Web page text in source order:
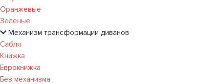
Оранжевые
Зеленые
Механизм трансформации диванов
Сабля
Книжка
Еврокнижка
Без механизма